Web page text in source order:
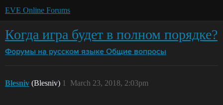
EVE Online Forums
Когда игра будет в полном порядке?
Форумы на русском языке Общие вопросы
Blesniv (Blesniv) March 23, 2018, 2:03pm
1